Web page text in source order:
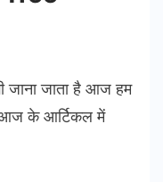
जाना जाता है आज हम
आज के आर्टिकल में